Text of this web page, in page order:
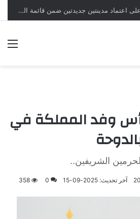
تايلاند تسعى للحصول على اعتماد مدينتين جديدتين ضمن قائمة الفنون الإبداعية لليونسكو
وفد المملكة في
الشريفين..
آخر تحديث: 2025-09-15 0
358